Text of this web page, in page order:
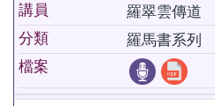
講員
羅翠雲傳道
分類
羅馬書系列
檔案